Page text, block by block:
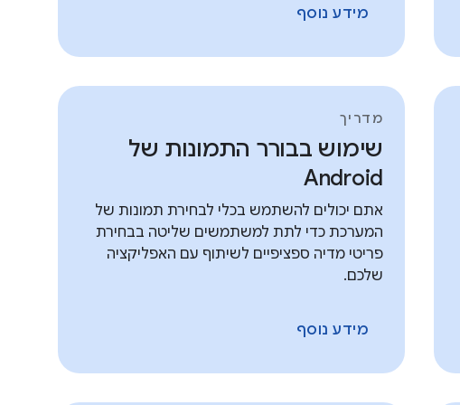
מידע נוסף
מדריך
שימוש בבורר התמונות של
Android
אתם יכולים להשתמש בכלי לבחירת תמונות של
המערכת כדי לתת למשתמשים שליטה בבחירת
פריטי מדיה ספציפיים לשיתוף עם האפליקציה
שלכם.
מידע נוסף